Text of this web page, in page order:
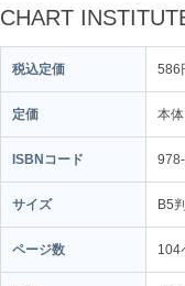
CHART
税込定価 586
定価 本
ISBNコード
サイズ B5
ページ数 104